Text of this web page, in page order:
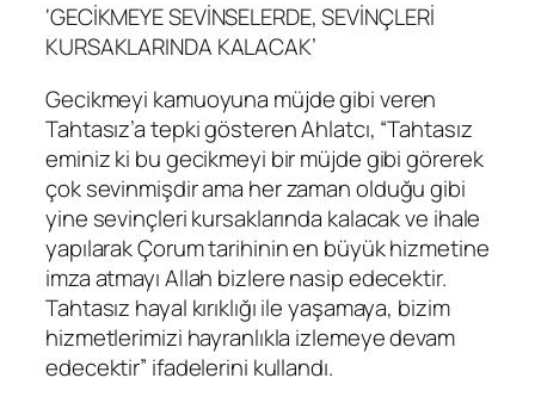
‘GECİKMEYE SEVİNSELERDE, SEVİNÇLERİ
KURSAKLARINDA KALACAK’
Gecikmeyi kamuoyuna müjde gibi veren
Tahtasız’a tepki gösteren Ahlatcı, “Tahtasız
eminiz ki bu gecikmeyi bir müjde gibi görerek
çok sevinmişdir ama her zaman olduğu gibi
yine sevinçleri kursaklarında kalacak ve ihale
yapılarak Çorum tarihinin en büyük hizmetine
imza atmayı Allah bizlere nasip edecektir.
Tahtasız hayal kırıklığı ile yaşamaya, bizim
hizmetlerimizi hayranlıkla izlemeye devam
edecektir” ifadelerini kullandı.